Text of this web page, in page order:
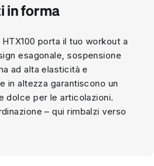
in forma
porta il tuo workout a
esagonale, sospensione
ad alta elasticità e
in altezza garantiscono un
dolce per le articolazioni.
– qui rimbalzi verso